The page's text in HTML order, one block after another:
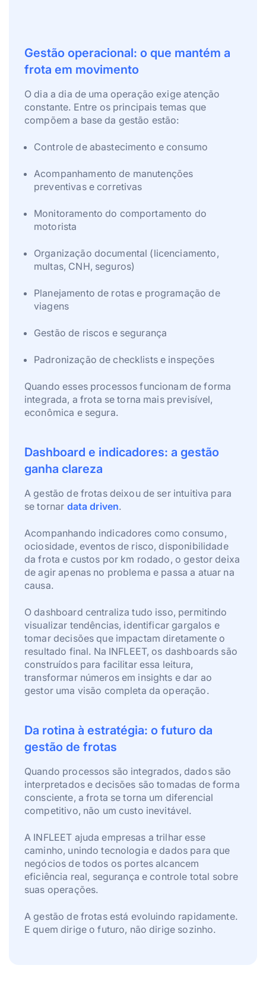
Gestão operacional: o que mantém a
frota em movimento
O dia a dia de uma operação exige atenção
constante. Entre os principais temas que
compõem a base da gestão estão:
Controle de abastecimento e consumo
Acompanhamento de manutenções
preventivas e corretivas
Monitoramento do comportamento do
motorista
Organização documental (licenciamento,
multas, CNH, seguros)
Planejamento de rotas e programação de
viagens
Gestão de riscos e segurança
Padronização de checklists e inspeções
Quando esses processos funcionam de forma
integrada, a frota se torna mais previsível,
econômica e segura.
Dashboard e indicadores: a gestão
ganha clareza
A gestão de frotas deixou de ser intuitiva para
se tornar data driven.
Acompanhando indicadores como consumo,
ociosidade, eventos de risco, disponibilidade
da frota e custos por km rodado, o gestor deixa
de agir apenas no problema e passa a atuar na
causa.
O dashboard centraliza tudo isso, permitindo
visualizar tendências, identificar gargalos e
tomar decisões que impactam diretamente o
resultado final. Na INFLEET, os dashboards são
construídos para facilitar essa leitura,
transformar números em insights e dar ao
gestor uma visão completa da operação.
Da rotina à estratégia: o futuro da
gestão de frotas
Quando processos são integrados, dados são
interpretados e decisões são tomadas de forma
consciente, a frota se torna um diferencial
competitivo, não um custo inevitável.
A INFLEET ajuda empresas a trilhar esse
caminho, unindo tecnologia e dados para que
negócios de todos os portes alcancem
eficiência real, segurança e controle total sobre
suas operações.
A gestão de frotas está evoluindo rapidamente.
E quem dirige o futuro, não dirige sozinho.